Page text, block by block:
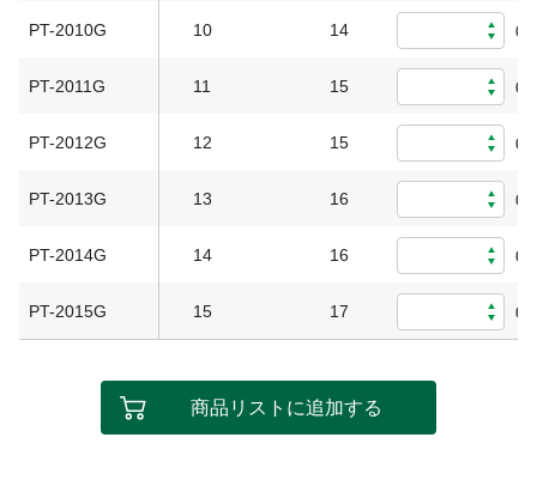
PT-2010G 10 14 0
PT-2011G 11 15 0
PT-2012G 12 15 0
PT-2013G 13 16 0
PT-2014G 14 16 0
PT-2015G 15 17 0
商品リストに追加する